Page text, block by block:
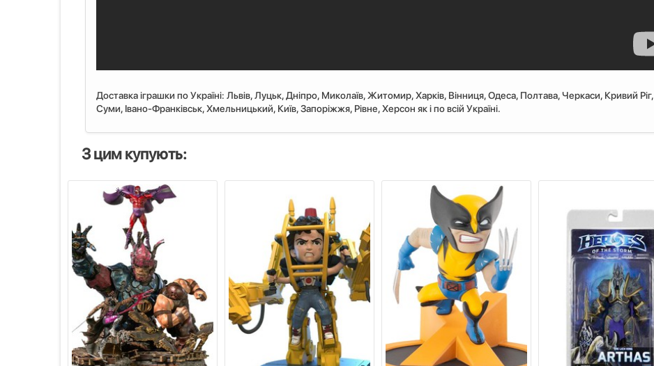
Доставка іграшки по Україні: Львiв, Луцьк, Дніпро, Миколаїв, Житомир, Харків, Вінниця, Одеса, Полтава, Черкаси, Кривий Ріг,
Суми, Івано-Франківськ, Хмельницький, Київ, Запоріжжя, Рівне, Херсон як і по всій Україні.
З цим купують: